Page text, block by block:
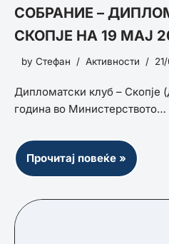
СОБРАНИЕ –
СКОПЈЕ НА 19 МАЈ
by Стефан Активности
Дипломатски клуб – Скопје
година во Министерството…
Прочитај повеќе »